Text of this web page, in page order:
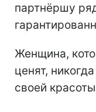
партнёршу
Женщина,
ценят,
своей